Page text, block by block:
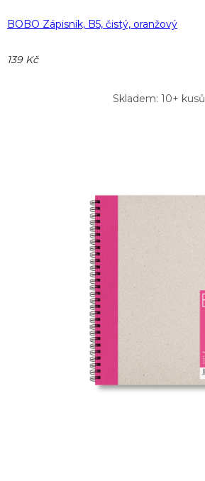
BOBO Zápisník, B5, čistý, oranžový
139 Kč
Skladem: 10+ kusů